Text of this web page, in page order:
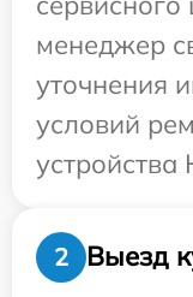
менеджер
уточнения
условий
устройства
2
Выезд